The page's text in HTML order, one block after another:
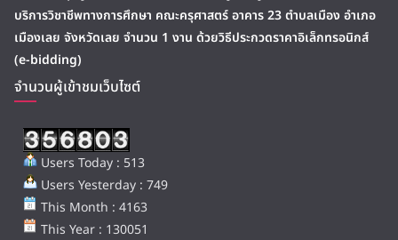
บริการวิชาชีพทางการศึกษา คณะครุศาสตร์ อาคาร 23 ตำบลเมือง อำเภอ
เมืองเลย จังหวัดเลย จำนวน 1 งาน ด้วยวิธีประกวดราคาอิเล็กทรอนิกส์
(e-bidding)
จำนวนผู้เข้าชมเว็บไซต์
Users Today : 513
Users Yesterday : 749
This Month : 4163
This Year : 130051